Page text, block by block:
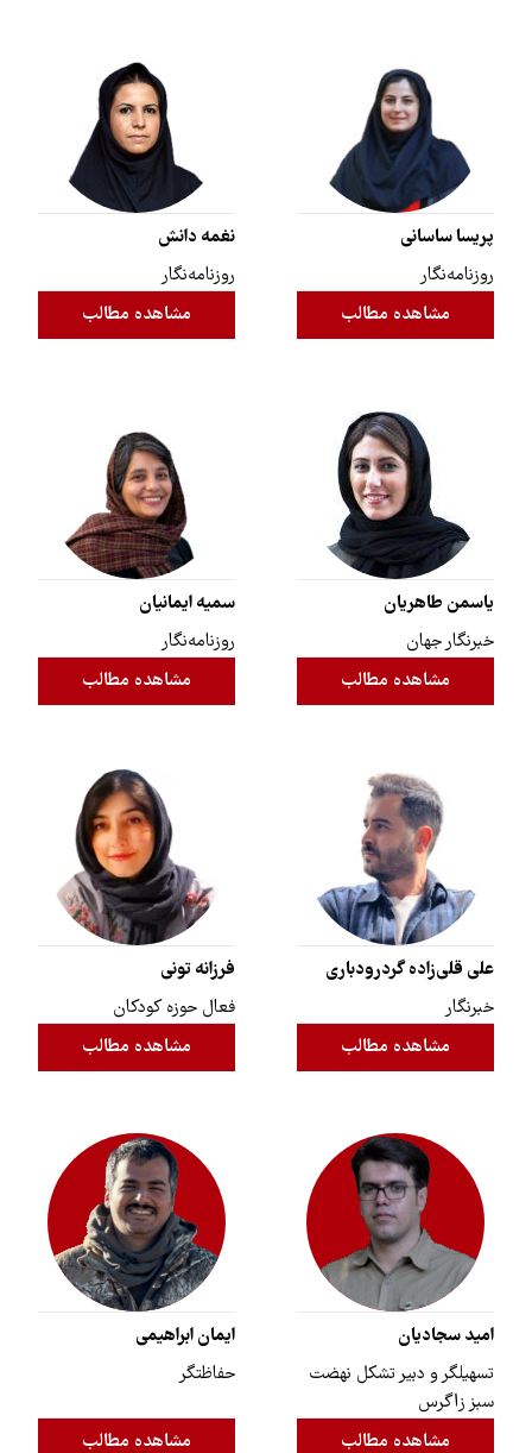
پریسا ساسانی
روزنامه‌نگار
مشاهده مطالب
نغمه دانش
روزنامه‌نگار
مشاهده مطالب
یاسمن طاهریان
خبرنگار جهان
مشاهده مطالب
سمیه ایمانیان
روزنامه‌نگار
مشاهده مطالب
علی قلی‌زاده گردرودباری
خبرنگار
مشاهده مطالب
فرزانه تونی
فعال حوزه کودکان
مشاهده مطالب
امید سجادیان
تسهیلگر و دبیر تشکل نهضت
سبز زاگرس
مشاهده مطالب
ایمان ابراهیمی
حفاظتگر
مشاهده مطالب